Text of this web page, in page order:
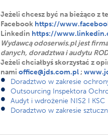
Jeżeli chcesz być na bieżąco z
Facebook https://
Linkedin https://
Wydawcą odoserwis.pl jest
danych, doradztwa i audytu
Jeżeli chciałbyś skorzystać z
namioffice@jds.com.pl;
Doradztwo w zakresie
Outsourcing Inspektora
Audyt i wdrożenie NIS2 I KSC
Doradztwo w zakresie